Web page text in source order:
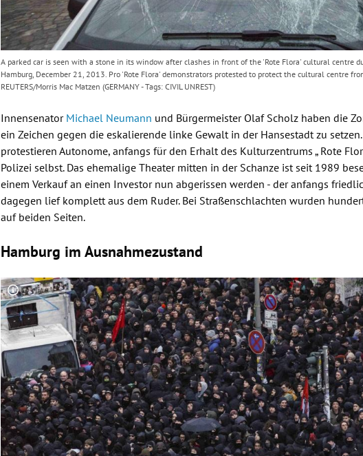
A parked car is seen with a stone in its window after clashes in front of the 'Rote Flora' cultural centre
Hamburg, December 21, 2013. Pro 'Rote Flora' demonstrators protested to protect the cultural centre
REUTERS/Morris Mac Matzen (GERMANY - Tags: CIVIL UNREST)
Innensenator Michael Neumann und BürgermeisterOlaf Scholz haben die
ein Zeichen gegen die eskalierende linke Gewalt in der Hansestadt zu
protestieren Autonome, anfangs für den Erhalt des Kulturzentrums „ Rote
Polizei selbst. Das ehemalige Theater mitten in der Schanze ist seit 1989
einem Verkauf an einen Investor nun abgerissen werden - der anfangs
dagegen lief komplett aus dem Ruder. Bei Straßenschlachten wurden
auf beiden Seiten.
Hamburg im Ausnahmezustand
Copyright-Hinweis öffnen/schließen